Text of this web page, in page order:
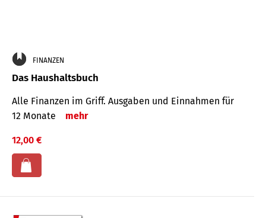
FINANZEN
Das Haushaltsbuch
Alle Finanzen im Griff. Aus­gaben und Ein­nahmen für
12 Monate
mehr
12,00 €